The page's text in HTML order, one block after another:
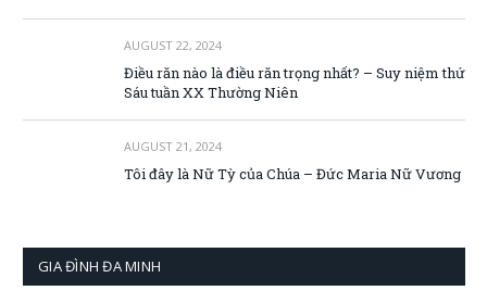
AUGUST 22, 2024
Điều răn nào là điều răn trọng nhất? – Suy niệm thứ
Sáu tuần XX Thường Niên
AUGUST 21, 2024
Tôi đây là Nữ Tỳ của Chúa – Đức Maria Nữ Vương
GIA ĐÌNH ĐA MINH